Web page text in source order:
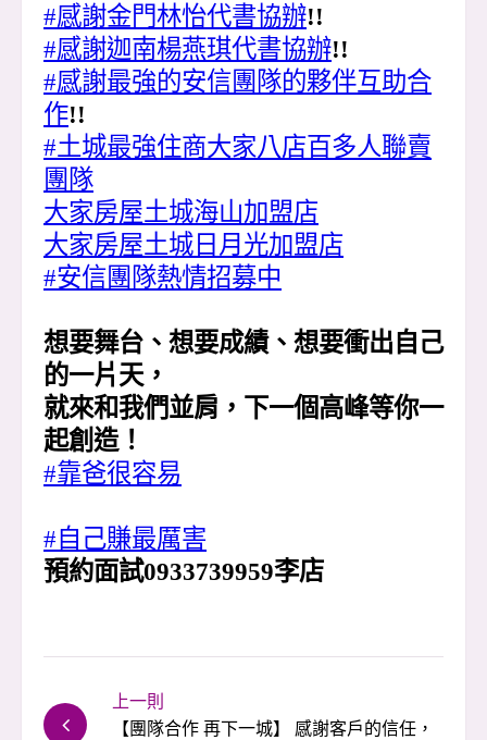
#感謝金門林怡代書協辦!!
#感謝迦南楊燕琪代書協辦!!
#感謝最強的安信團隊的夥伴互助合
作!!
#土城最強住商大家八店百多人聯賣
團隊
大家房屋土城海山加盟店
大家房屋土城日月光加盟店
#安信團隊熱情招募中
想要舞台、想要成績、想要衝出自己
的一片天，
就來和我們並肩，下一個高峰等你一
起創造！
#靠爸很容易
#自己賺最厲害
預約面試0933739959李店
上一則
【團隊合作 再下一城】 感謝客戶的信任，